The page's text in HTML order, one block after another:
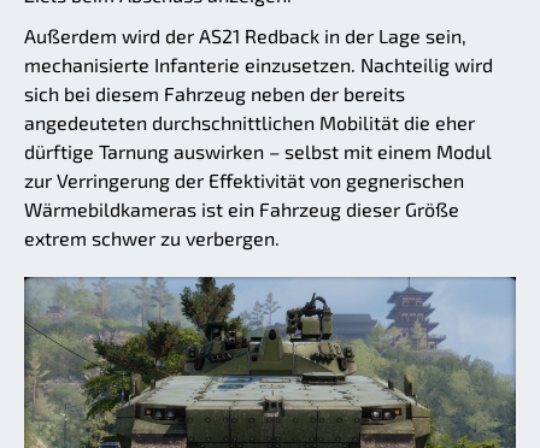
Außerdem wird der AS21 Redback in der Lage sein,
mechanisierte Infanterie einzusetzen. Nachteilig wird
sich bei diesem Fahrzeug neben der bereits
angedeuteten durchschnittlichen Mobilität die eher
dürftige Tarnung auswirken – selbst mit einem Modul
zur Verringerung der Effektivität von gegnerischen
Wärmebildkameras ist ein Fahrzeug dieser Größe
extrem schwer zu verbergen.